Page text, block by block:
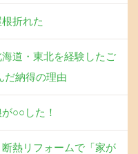
折れた
海道・東北を経験したご
だ納得の理由
○○した！
断熱リフォームで「家が